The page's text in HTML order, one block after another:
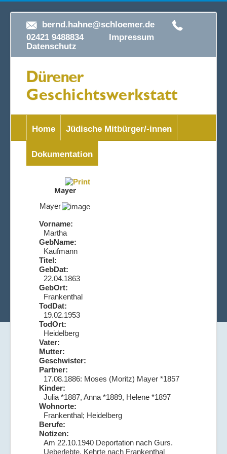
bernd.hahne@schloemer.de
02421 9488834 Impressum
Datenschutz
Home Jüdische Mitbürger/-innen
Dokumentation
Mayer
Mayer
Vorname:
Martha
GebName:
Kaufmann
Titel:
GebDat:
22.04.1863
GebOrt:
Frankenthal
TodDat:
19.02.1953
TodOrt:
Heidelberg
Vater:
Mutter:
Geschwister:
Partner:
17.08.1886: Moses (Moritz) Mayer *1857
Kinder:
Julia *1887, Anna *1889, Helene *1897
Wohnorte:
Frankenthal; Heidelberg
Berufe:
Notizen:
Am 22.10.1940 Deportation nach Gurs.
Ueberlebte. Kehrte nach Frankenthal